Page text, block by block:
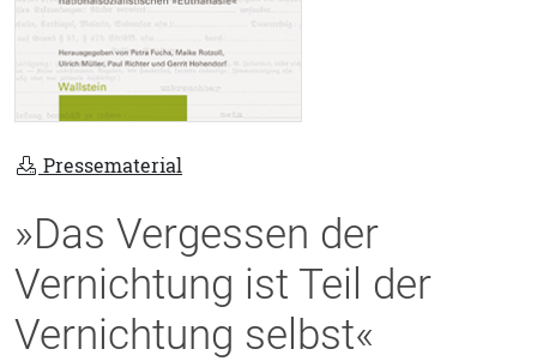
Pressematerial
»Das Vergessen der
Vernichtung ist Teil der
Vernichtung selbst«